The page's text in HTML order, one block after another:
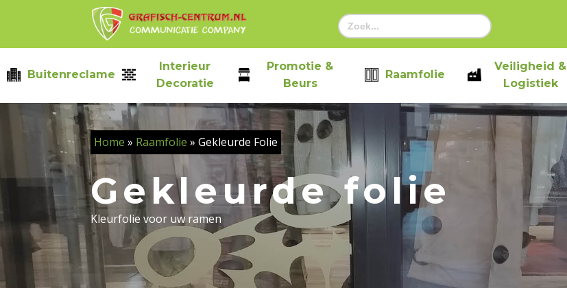
Zoek
naar:
Buitenreclame
Interieur
Decoratie
Promotie &
Beurs
Raamfolie
Veiligheid &
Logistiek
Home » Raamfolie » Gekleurde Folie
Gekleurde folie
Kleurfolie voor uw ramen